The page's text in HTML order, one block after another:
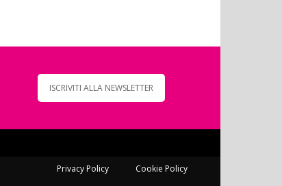
ISCRIVITI ALLA NEWSLETTER
Privacy Policy Cookie Policy